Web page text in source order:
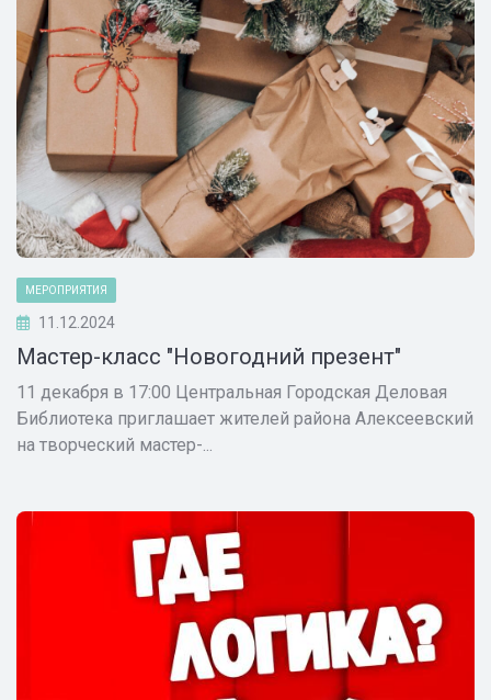
МЕРОПРИЯТИЯ
11.12.2024
Мастер-класс "Новогодний презент"
11 декабря в 17:00 Центральная Городская Деловая
Библиотека приглашает жителей района Алексеевский
на творческий мастер-...